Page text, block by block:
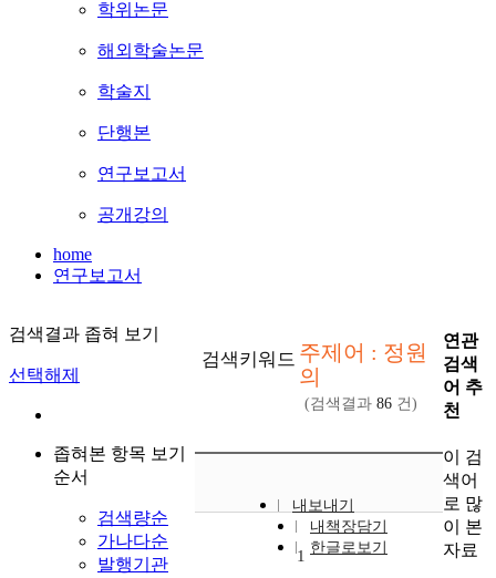
학위논문
해외학술논문
학술지
단행본
연구보고서
공개강의
home
연구보고서
검색결과 좁혀 보기
선택해제
좁혀본 항목 보기
순서
검색량순
가나다순
발행기관
검색키워드 주제어 : 정원
의
(검색결과 86 건)
내보내기
내책장담기
한글로보기
1
연관
검색
어 추
천
이 검
색어
로 많
이 본
자료